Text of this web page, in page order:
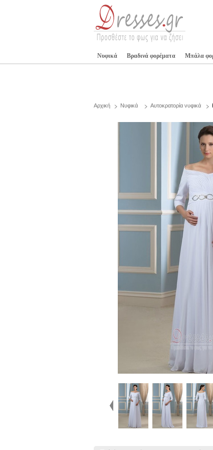
Νυφικά Βραδινά φορέματα Μπάλα
Αρχική Νυφικά Αυτοκρατορία νυφικά